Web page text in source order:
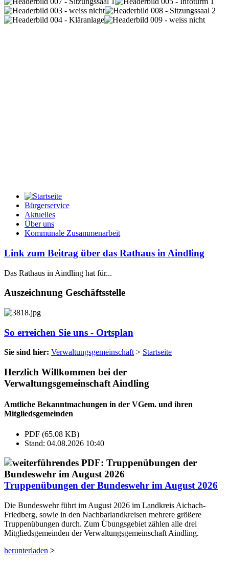
Bürgerservice
Aktuelles
Über uns
Kommunale Zusammenarbeit
Link zum Beitrag über das Rathaus in Aindling
Das Rathaus in Aindling hat für...
Auszeichnung Geschäftsstelle
So erreichen Sie uns - Ortsplan
Sie sind hier: Verwaltungsgemeinschaft > Startseite
Herzlich Willkommen bei der
Verwaltungsgemeinschaft Aindling
Amtliche Bekanntmachungen in der VGem. und ihren
Mitgliedsgemeinden
PDF (65.08 KB)
Stand: 04.08.2026 10:40
Truppenübungen der Bundeswehr im August 2026
Die Bundeswehr führt im August 2026 im Landkreis Aichach-
Friedberg, sowie in den Nachbarlandkreisen mehrere größere
Truppenübungen durch. Zum Übungsgebiet zählen alle drei
Mitgliedsgemeinden der Verwaltungsgemeinschaft Aindling.
herunterladen >